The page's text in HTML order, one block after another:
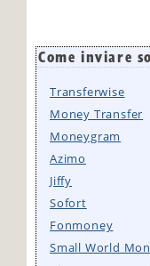
Come inviare
Transferwise
Money Transfer
Moneygram
Azimo
Jiffy
Sofort
Fonmoney
Small World